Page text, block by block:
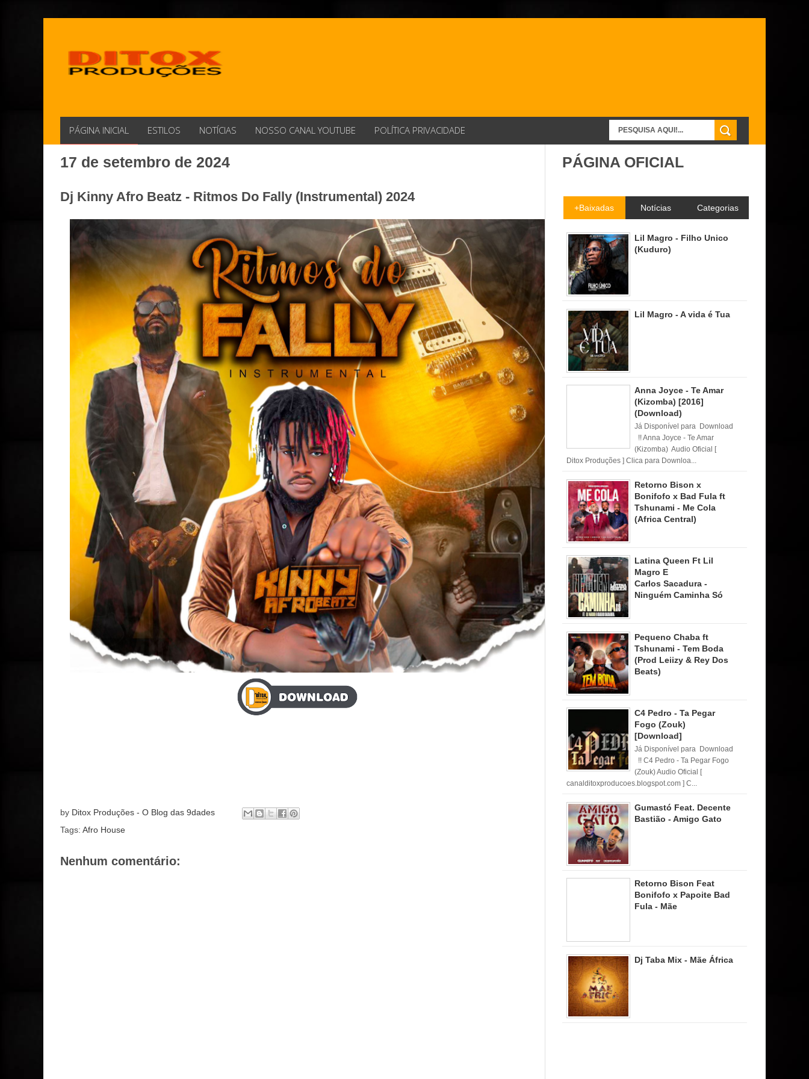
PÁGINA INICIAL ESTILOS NOTÍCIAS NOSSO CANAL YOUTUBE POLÍTICA PRIVACIDADE
17 de setembro de 2024
Dj Kinny Afro Beatz - Ritmos Do Fally (Instrumental) 2024
by Ditox Produções - O Blog das 9dades
Tags: Afro House
Nenhum comentário:
PÁGINA OFICIAL
+Baixadas Notícias Categorias
Lil Magro - Filho Unico
(Kuduro)
Lil Magro - A vida é Tua
Anna Joyce - Te Amar
(Kizomba) [2016]
(Download)
Já Disponível para Download
!! Anna Joyce - Te Amar
(Kizomba) Audio Oficial [
Ditox Produções ] Clica para Downloa...
Retorno Bison x
Bonifofo x Bad Fula ft
Tshunami - Me Cola
(Africa Central)
Latina Queen Ft Lil
Magro E
Carlos Sacadura -
Ninguém Caminha Só
Pequeno Chaba ft
Tshunami - Tem Boda
(Prod Leiizy & Rey Dos
Beats)
C4 Pedro - Ta Pegar
Fogo (Zouk)
[Download]
Já Disponível para Download
!! C4 Pedro - Ta Pegar Fogo
(Zouk) Audio Oficial [
canalditoxproducoes.blogspot.com ] C...
Gumastó Feat. Decente
Bastião - Amigo Gato
Retorno Bison Feat
Bonifofo x Papoite Bad
Fula - Mãe
Dj Taba Mix - Mãe África